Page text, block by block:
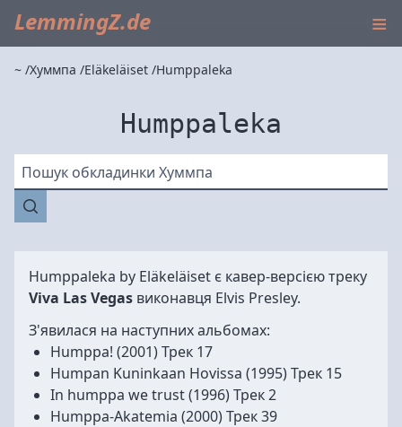
LemmingZ.de ≡
~ Хуммпа Eläkeläiset Humppaleka
Humppaleka
Пошук обкладинки Хуммпа
Humppaleka by Eläkeläiset є кавер-версією треку
Viva Las Vegas виконавця Elvis Presley.
З'явилася на наступних альбомах:
Humppa! (2001) Трек 17
Humpan Kuninkaan Hovissa (1995) Трек 15
In humppa we trust(1996) Трек 2
Humppa-Akatemia (2000) Трек 39